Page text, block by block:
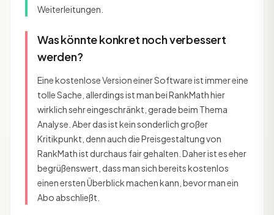
Weiterleitungen.
Was könnte konkret noch verbessert
werden?
Eine kostenlose Version einer Software ist immer eine
tolle Sache, allerdings ist man bei RankMath hier
wirklich sehr eingeschränkt, gerade beim Thema
Analyse. Aber das ist kein sonderlich großer
Kritikpunkt, denn auch die Preisgestaltung von
RankMath ist durchaus fair gehalten. Daher ist es eher
begrüßenswert, dass man sich bereits kostenlos
einen ersten Überblick machen kann, bevor man ein
Abo abschließt.